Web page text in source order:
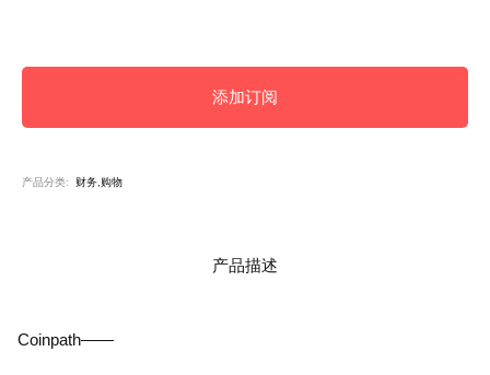
添加订阅
产品分类: 财务,购物
产品描述
Coinpath——